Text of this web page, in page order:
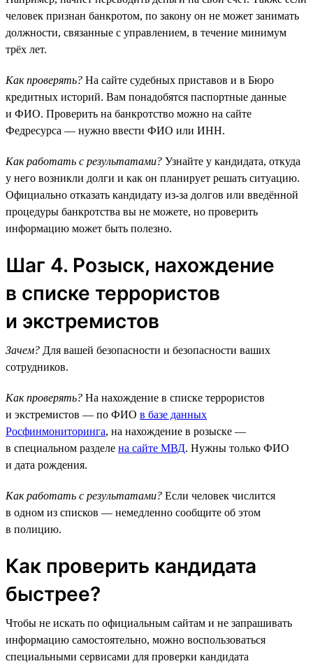
человек признан банкротом, по закону он не может занимать
должности, связанные с управлением, в течение минимум
трёх лет.
Как проверять? На сайте судебных приставов и в Бюро
кредитных историй. Вам понадобятся паспортные данные
и ФИО. Проверить на банкротство можно на сайте
Федресурса — нужно ввести ФИО или ИНН.
Как работать с результатами? Узнайте у кандидата, откуда
у него возникли долги и как он планирует решать ситуацию.
Официально отказать кандидату из-за долгов или введённой
процедуры банкротства вы не можете, но проверить
информацию может быть полезно.
Шаг 4. Розыск, нахождение
в списке террористов
и экстремистов
Зачем? Для вашей безопасности и безопасности ваших
сотрудников.
Как проверять? На нахождение в списке террористов
и экстремистов — по ФИО в базе данных
Росфинмониторинга, на нахождение в розыске —
в специальном разделе на сайте МВД. Нужны только ФИО
и дата рождения.
Как работать с результатами? Если человек числится
в одном из списков — немедленно сообщите об этом
в полицию.
Как проверить кандидата
быстрее?
Чтобы не искать по официальным сайтам и не запрашивать
информацию самостоятельно, можно воспользоваться
специальными сервисами для проверки кандидата